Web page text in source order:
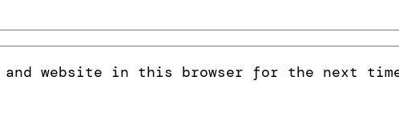
and website in this browser for the next